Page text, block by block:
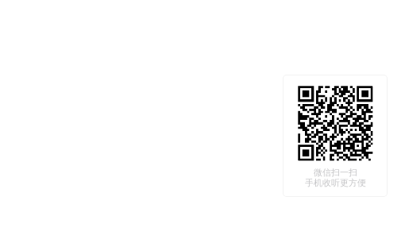
微信扫一扫
手机收听更方便